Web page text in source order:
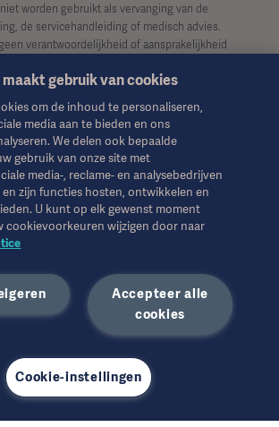
worden gebruikt als vervanging van de
de servicehandleiding of medisch advies.
verantwoordelijkheid of aansprakelijkheid
en vertrouwen is uitsluitend voor risico van de
een genoemde therapie, oplossing of
of toegestaan is in uw land. Informatie
of gedeeltelijk worden gekopieerd of gebruikt
toestemming van Getinge.
bedoeld voor een internationaal publiek
standpunten, meningen en beweringen zijn
de geïnterviewden en weerspiegelen of
niet noodzakelijkerwijs de standpunten van
gebruik van cookies
om de inhoud te personaliseren,
media aan te bieden en ons
We delen ook bepaalde
gebruik van onze site met
media-, reclame- en analysebedrijven
zijn functies hosten, ontwikkelen en
U kunt op elk gewenst moment
cookievoorkeuren wijzigen door naar
Accepteer alle
cookies
Cookie-instellingen